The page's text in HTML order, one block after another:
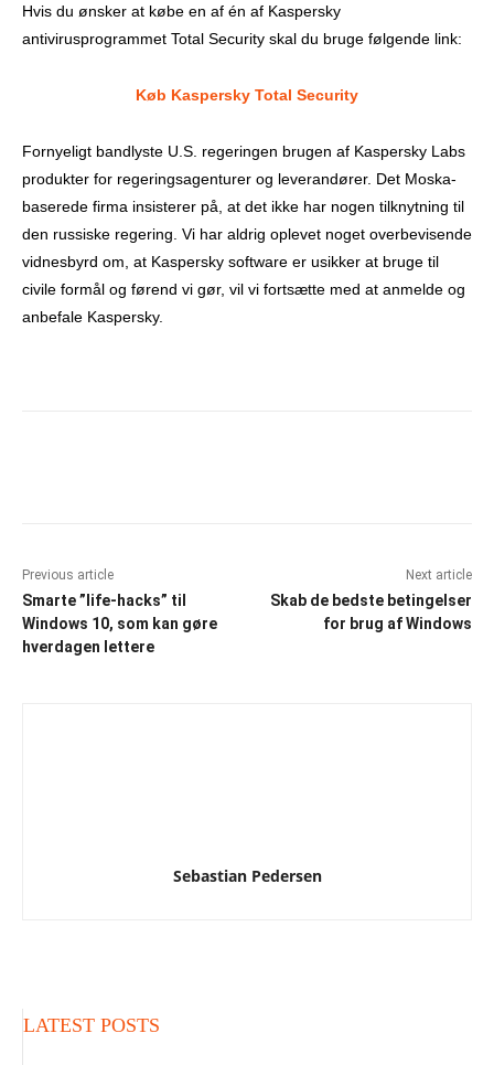
Hvis du ønsker at købe en af én af Kaspersky
antivirusprogrammet Total Security skal du bruge følgende link:
Køb Kaspersky Total Security
Fornyeligt bandlyste U.S. regeringen brugen af Kaspersky Labs
produkter for regeringsagenturer og leverandører. Det Moska-
baserede firma insisterer på, at det ikke har nogen tilknytning til
den russiske regering. Vi har aldrig oplevet noget overbevisende
vidnesbyrd om, at Kaspersky software er usikker at bruge til
civile formål og førend vi gør, vil vi fortsætte med at anmelde og
anbefale Kaspersky.
Previous article
Smarte ”life-hacks” til
Windows 10, som kan gøre
hverdagen lettere
Next article
Skab de bedste betingelser
for brug af Windows
Sebastian Pedersen
LATEST POSTS